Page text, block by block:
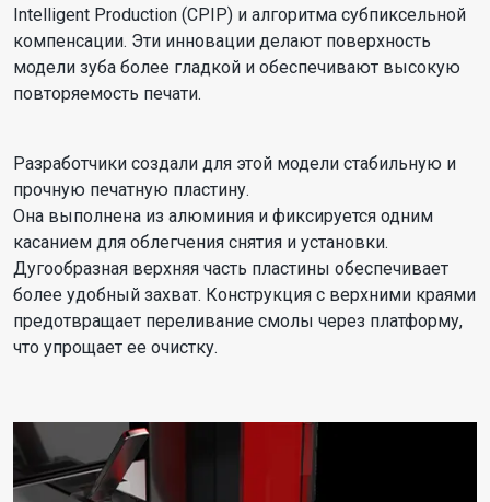
Intelligent Production (CPIP) и алгоритма субпиксельной
компенсации. Эти инновации делают поверхность
модели зуба более гладкой и обеспечивают высокую
повторяемость печати.
Разработчики создали для этой модели стабильную и
прочную печатную пластину.
Она выполнена из алюминия и фиксируется одним
касанием для облегчения снятия и установки.
Дугообразная верхняя часть пластины обеспечивает
более удобный захват. Конструкция с верхними краями
предотвращает переливание смолы через платформу,
что упрощает ее очистку.